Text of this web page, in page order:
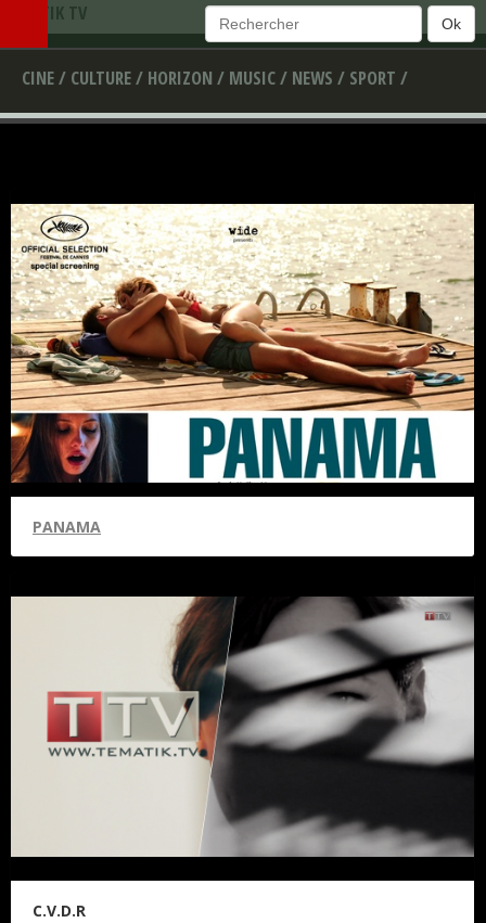
TEMATIK TV
CINE / CULTURE / HORIZON / MUSIC / NEWS / SPORT /
PANAMA
C.V.D.R
Ok